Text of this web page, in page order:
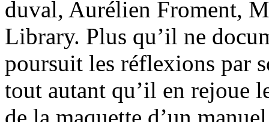
duval, Aurélien Froment,
Library. Plus qu’il ne
poursuit les réflexions par
tout autant qu’il en rejoue
de la maquette d’un